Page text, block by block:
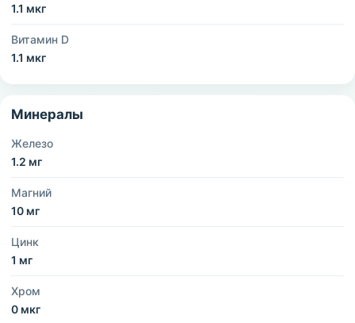
1.1 мкг
Витамин D
1.1 мкг
Минералы
Железо
1.2 мг
Магний
10 мг
Цинк
1 мг
Хром
0 мкг